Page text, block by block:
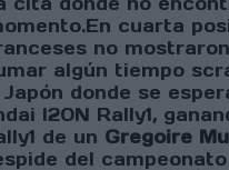
cuarta
no
algún tiempo
donde se
I20N Rally1,
de un Gregoire
del